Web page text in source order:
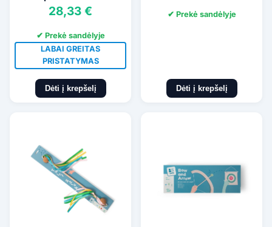
Kamuoliai
28,33 €
✔ Prekė sandėlyje
LABAI GREITAS
PRISTATYMAS
Dėti į krepšelį
✔ Prekė sandėlyje
Dėti į krepšelį